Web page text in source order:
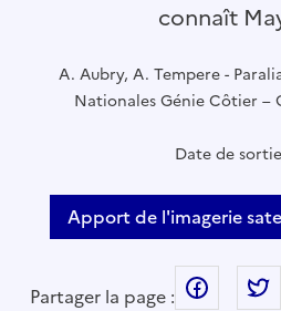
connaît
A. Aubry, A. Tempere -
Nationales Génie Côtier –
Date de
Apport de l'imagerie
Partager la page :